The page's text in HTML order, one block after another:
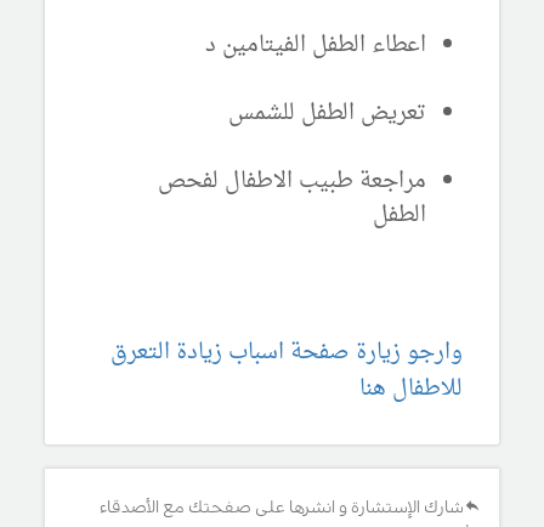
اعطاء الطفل الفيتامين د
تعريض الطفل للشمس
مراجعة طبيب الاطفال لفحص
الطفل
وارجو زيارة صفحة اسباب زيادة التعرق
للاطفال هنا
شارك الإستشارة و انشرها على صفحتك مع الأصدقاء